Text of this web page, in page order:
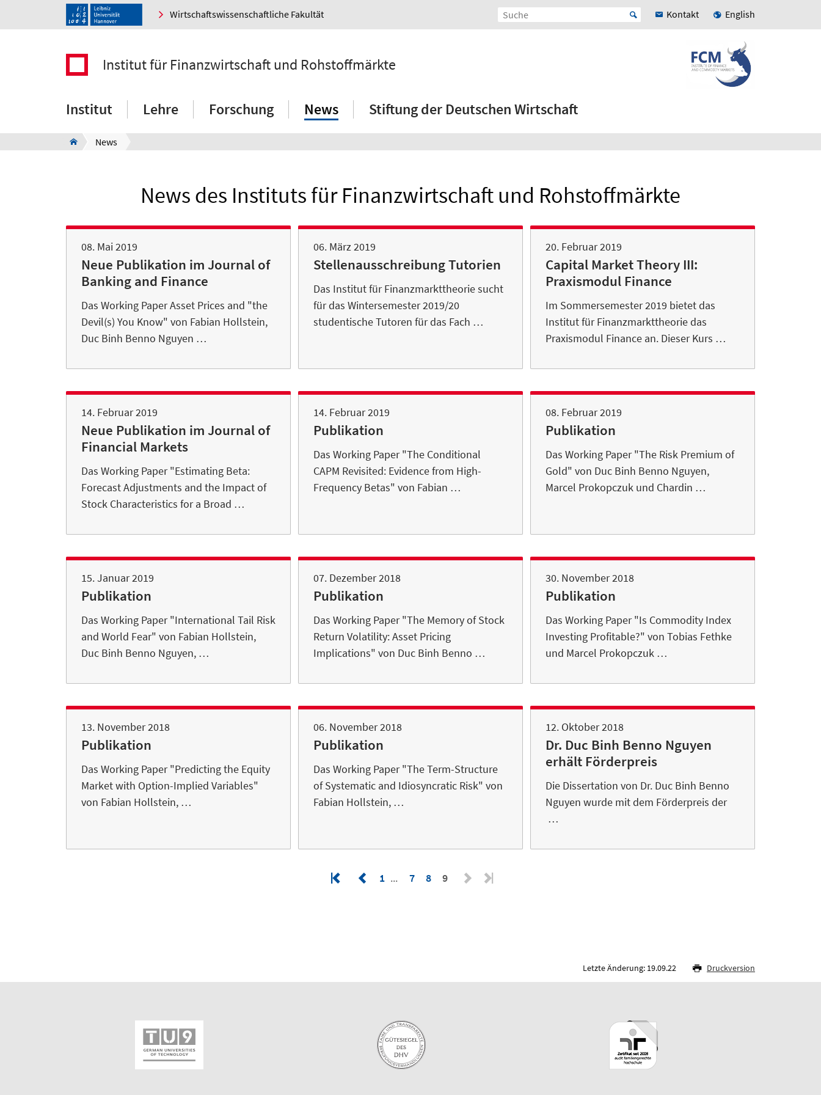
Wirtschaftswissenschaftliche Fakultät Kontakt English
Institut für Finanzwirtschaft und Rohstoffmärkte
Institut Lehre Forschung News Stiftung der Deutschen Wirtschaft
News
News des Instituts für Finanzwirtschaft und Rohstoffmärkte
08. Mai 2019
Neue Publikation im Journal of
Banking and Finance
Das Working Paper Asset Prices and "the
Devil(s) You Know" von Fabian Hollstein,
Duc Binh Benno Nguyen …
06. März 2019
Stellenausschreibung Tutorien
Das Institut für Finanzmarkttheorie sucht
für das Wintersemester 2019/20
studentische Tutoren für das Fach …
20. Februar 2019
Capital Market Theory III:
Praxismodul Finance
Im Sommersemester 2019 bietet das
Institut für Finanzmarkttheorie das
Praxismodul Finance an. Dieser Kurs …
14. Februar 2019
Neue Publikation im Journal of
Financial Markets
Das Working Paper "Estimating Beta:
Forecast Adjustments and the Impact of
Stock Characteristics for a Broad …
14. Februar 2019
Publikation
Das Working Paper "The Conditional
CAPM Revisited: Evidence from High-
Frequency Betas" von Fabian …
08. Februar 2019
Publikation
Das Working Paper "The Risk Premium of
Gold" von Duc Binh Benno Nguyen,
Marcel Prokopczuk und Chardin …
15. Januar 2019
Publikation
Das Working Paper "International Tail Risk
and World Fear" von Fabian Hollstein,
Duc Binh Benno Nguyen, …
07. Dezember 2018
Publikation
Das Working Paper "The Memory of Stock
Return Volatility: Asset Pricing
Implications" von Duc Binh Benno …
30. November 2018
Publikation
Das Working Paper "Is Commodity Index
Investing Profitable?" von Tobias Fethke
und Marcel Prokopczuk …
13. November 2018
Publikation
Das Working Paper "Predicting the Equity
Market with Option-Implied Variables"
von Fabian Hollstein, …
06. November 2018
Publikation
Das Working Paper "The Term-Structure
of Systematic and Idiosyncratic Risk" von
Fabian Hollstein, …
12. Oktober 2018
Dr. Duc Binh Benno Nguyen
erhält Förderpreis
Die Dissertation von Dr. Duc Binh Benno
Nguyen wurde mit dem Förderpreis der
…
1 7 8 9
Letzte Änderung: 19.09.22 Druckversion